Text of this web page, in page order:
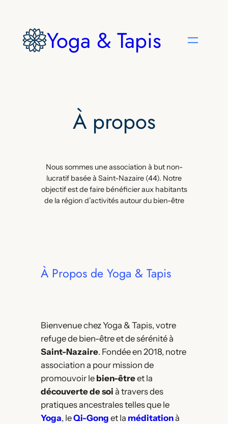
contenu
Yoga & Tapis
À propos
Nous sommes une association à but non-
lucratif basée à Saint-Nazaire (44). Notre
objectif est de faire bénéficier aux habitants
de la région d’activités autour du bien-être
À Propos de Yoga & Tapis
Bienvenue chez Yoga & Tapis, votre
refuge de bien-être et de sérénité à
Saint-Nazaire. Fondée en 2018, notre
association a pour mission de
promouvoir le bien-êtreet la
découverte de soi à travers des
pratiques ancestrales telles que le
Yoga, leQi-Gong et la méditationà